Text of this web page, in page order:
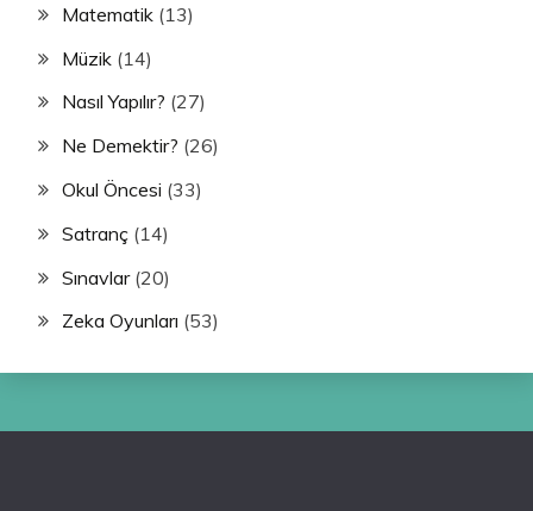
Matematik (13)
Müzik (14)
Nasıl Yapılır? (27)
Ne Demektir? (26)
Okul Öncesi (33)
Satranç (14)
Sınavlar(20)
Zeka Oyunları (53)